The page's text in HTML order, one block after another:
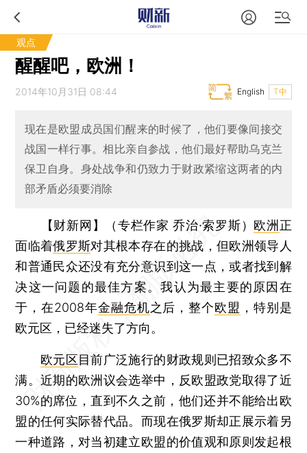
观点
醒醒吧，欧洲！
2014年10月31日 08:44 T中
English
现在是欧盟成员国们醒来的时候了，他们要像间接交
战国一样行事。相比亲自参战，他们最好帮助乌克兰
保卫自身。身处战争和仍致力于财政紧缩这两者的内
部矛盾必须要消除
【财新网】（专栏作家 乔治·索罗斯） 欧洲 正
面临着俄罗斯对其根本存在的挑战，但欧洲领导人
和普通民众还没有充分意识到这一点，或者找到解
决这一问题的最佳方案。我认为最主要的原因在
于，在2008年金融危机之后，整个欧盟 ，特别是
欧元区，已经迷失了方向。
欧元区目前广泛施行的财政规则已招致众多不
满。近期的欧洲议会选举中，反欧盟政党取得了近
30%的席位，直到不久之前，他们还并不能给出欧
盟的任何实际替代品。而现在俄罗斯却正展示着另
一种道路，对当初建立欧盟的价值观和原则发起根